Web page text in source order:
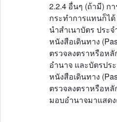
2.2.4 อื่นๆ (ถ้ามี) ก
กระทำการแทนก็ไ
นำสำเนาบัตร ประ
หนังสือเดินทาง
ตรวจลงตราหรือห
อำนาจ และบัตรปร
หนังสือเดินทาง
ตรวจลงตราหรือห
มอบอำนาจมาแสด